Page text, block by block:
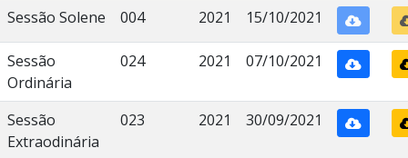
Sessão Solene 004 2021 15/10/2021
Sessão
Ordinária
024 2021 07/10/2021
Sessão
Extraodinária
023 2021 30/09/2021